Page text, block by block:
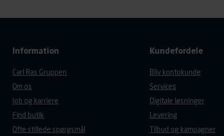
Information
Carl Ras Gruppen
Om os
Job og karriere
Find butik
Ofte stillede spørgsmål
Kundefordele
Bliv kontokunde
Services
Digitale løsninger
Levering
Tilbud og kampagner